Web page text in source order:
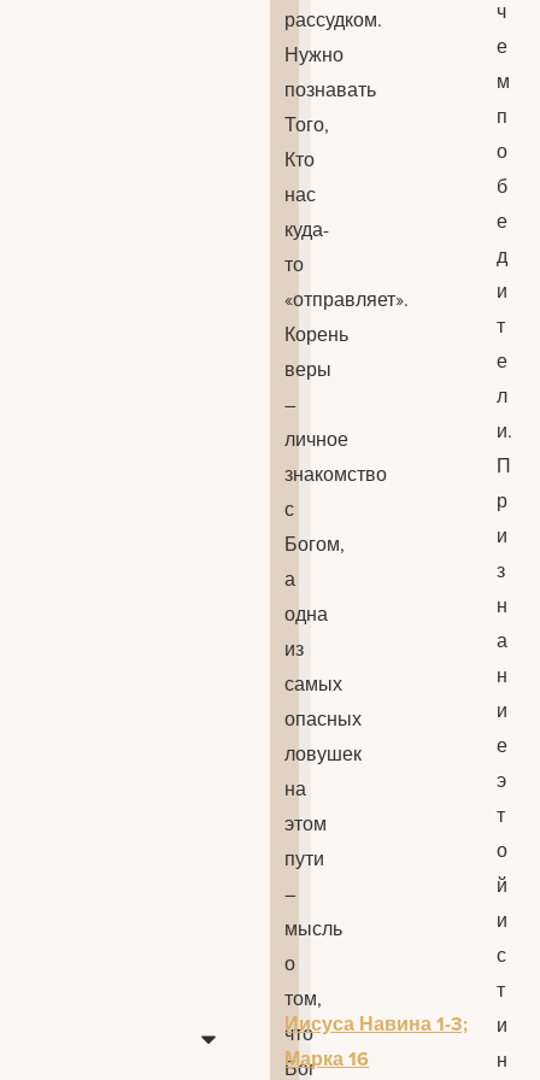
рассудком.
Нужно
познавать
Того,
Кто
нас
куда-
то
«отправляет».
Корень
веры
–
личное
знакомство
с
Богом,
а
одна
из
самых
опасных
ловушек
на
этом
пути
–
мысль
о
том,
что
Бог
Иисуса Навина 1-3;
Марка 16
ч
е
м
п
о
б
е
д
и
т
е
л
и.
П
р
и
з
н
а
н
и
е
э
т
о
й
и
с
т
и
н